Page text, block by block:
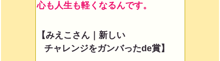
心も人生も軽くなるんです。
【みえこさん｜新しい
チャレンジをガンバったde賞】